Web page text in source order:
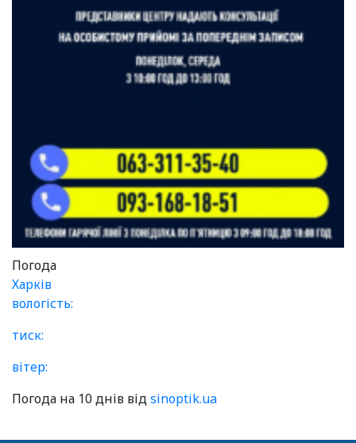
Погода
Харків
вологість:
тиск:
вітер:
Погода на 10 днів відsinoptik.ua